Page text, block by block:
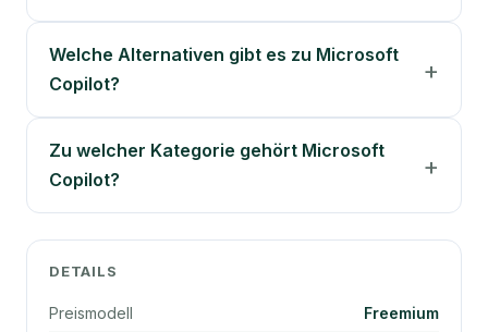
Welche Alternativen gibt es zu Microsoft
Copilot?
Zu welcher Kategorie gehört Microsoft
Copilot?
DETAILS
Preismodell
Freemium